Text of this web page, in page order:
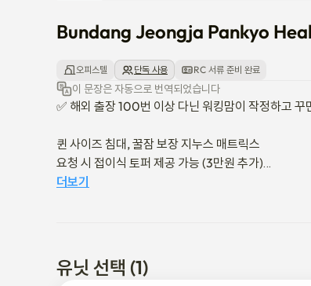
Bundang Jeongja Pankyo
오피스텔 단독 사용 RC 서류 준비 완료
이 문장은 자동으로 번역되었습니다
✅ 해외 출장 100번 이상 다닌 워킹맘이 작정하고 꾸
퀸 사이즈 침대, 꿀잠 보장 지누스 매트릭스
요청 시 접이식 토퍼 제공 가능 (3만원 추가)
넓은 책상 의자, 소파
정자역 도보 5분
더보기
유닛 선택 (1)